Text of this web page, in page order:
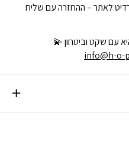
לאתר – ההחזרה עם שליח
עם שקט וביטחון 💫
info@h-o-